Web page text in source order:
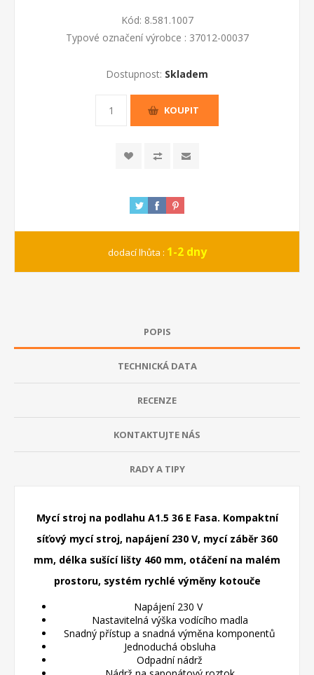
Kód: 8.581.1007
Typové označení výrobce : 37012-00037
Dostupnost: Skladem
KOUPIT
dodací lhůta : 1-2 dny
POPIS
TECHNICKÁ DATA
RECENZE
KONTAKTUJTE NÁS
RADY A TIPY
Mycí stroj na podlahu A1.5 36 E Fasa. Kompaktní
síťový mycí stroj, napájení 230 V, mycí záběr 360
mm, délka sušící lišty 460 mm, otáčení na malém
prostoru, systém rychlé výměny kotouče
Napájení 230 V
Nastavitelná výška vodícího madla
Snadný přístup a snadná výměna komponentů
Jednoduchá obsluha
Odpadní nádrž